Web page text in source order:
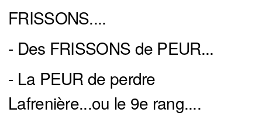
FRISSONS....
- Des FRISSONS de PEUR...
- La PEUR de perdre
Lafrenière...ou le 9e rang....